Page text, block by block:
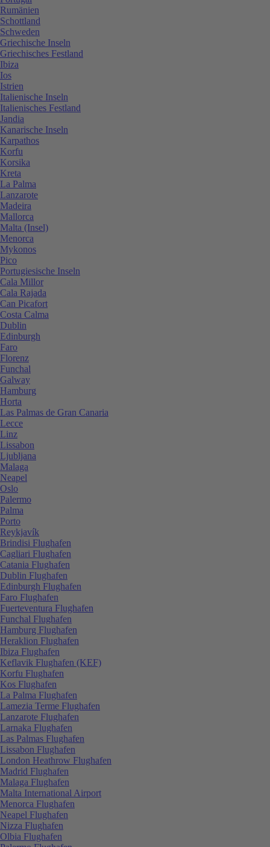
Rumänien
Schottland
Schweden
Griechische Inseln
Griechisches Festland
Ibiza
Ios
Istrien
Italienische Inseln
Italienisches Festland
Jandia
Kanarische Inseln
Karpathos
Korfu
Korsika
Kreta
La Palma
Lanzarote
Madeira
Mallorca
Malta (Insel)
Menorca
Mykonos
Pico
Portugiesische Inseln
Cala Millor
Cala Rajada
Can Picafort
Costa Calma
Dublin
Edinburgh
Faro
Florenz
Funchal
Galway
Hamburg
Horta
Las Palmas de Gran Canaria
Lecce
Linz
Lissabon
Ljubljana
Malaga
Neapel
Oslo
Palermo
Palma
Porto
Reykjavík
Brindisi Flughafen
Cagliari Flughafen
Catania Flughafen
Dublin Flughafen
Edinburgh Flughafen
Faro Flughafen
Fuerteventura Flughafen
Funchal Flughafen
Hamburg Flughafen
Heraklion Flughafen
Ibiza Flughafen
Keflavik Flughafen (KEF)
Korfu Flughafen
Kos Flughafen
La Palma Flughafen
Lamezia Terme Flughafen
Lanzarote Flughafen
Larnaka Flughafen
Las Palmas Flughafen
Lissabon Flughafen
London Heathrow Flughafen
Madrid Flughafen
Malaga Flughafen
Malta International Airport
Menorca Flughafen
Neapel Flughafen
Nizza Flughafen
Olbia Flughafen